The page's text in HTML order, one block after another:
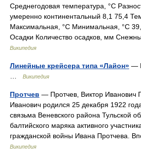
Среднегодовая температура, °C
умеренно континентальный 8,1 75,4
Максимальная, °C Минимальная, °C
Осадки Количество осадков, мм
Википедия
Линейные крейсера типа «Лайон» —
Википедия
Протчев — Протчев, Виктор Иванович
Иванович родился 25 декабря 1922
связьма Веневского района Тульской
балтийского маряка активного
гражданской войны Ивана Протчева.
Википедия